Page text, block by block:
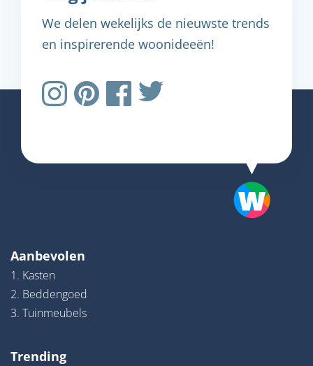
We delen wekelijks de nieuwste trends
en inspirerende woonideeën!
Aanbevolen
1. Kasten
2. Beddengoed
3. Tuinmeubels
Trending